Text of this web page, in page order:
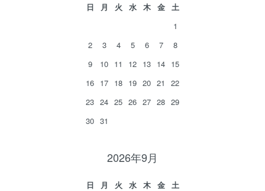
日 月 火 水 木 金
土
1
2
3 4 5 6 7
8
9
10 11 12 13 14 15
16 17 18 19 20 21
22
23 24 25 26 27 28 29
30 31
2026年9月
日 月 火 水 木 金
土